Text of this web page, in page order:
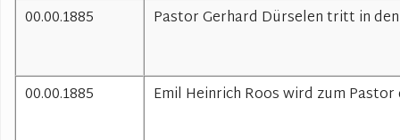
00.00.1885 Pastor Gerhard Dürselen tritt in
00.00.1885 Emil Heinrich Roos wird zum